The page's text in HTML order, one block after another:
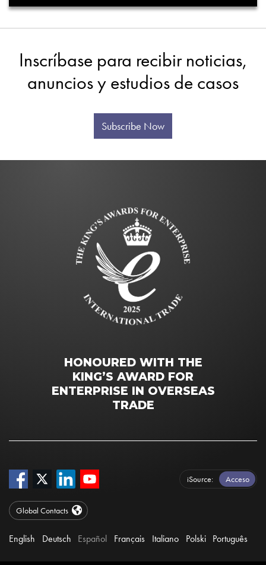
Inscríbase para recibir noticias,
anuncios y estudios de casos
Subscribe Now
HONOURED WITH THE
KING’S AWARD FOR
ENTERPRISE IN OVERSEAS
TRADE
iSource Acceso
Global Contacts
English Deutsch Español Français Italiano Polski Português